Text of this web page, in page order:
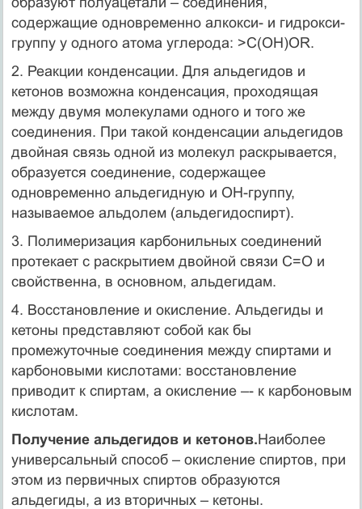
содержащие одновременно алкокси- и гидрокси-
группу у одного атома углерода: >C(OH)OR.
2. Реакции конденсации. Для альдегидов и
кетонов возможна конденсация, проходящая
между двумя молекулами одного и того же
соединения. При такой конденсации альдегидов
двойная связь одной из молекул раскрывается,
образуется соединение, содержащее
одновременно альдегидную и ОН-группу,
называемое альдолем (альдегидоспирт).
3. Полимеризация карбонильных соединений
протекает с раскрытием двойной связи С=О и
свойственна, в основном, альдегидам.
4. Восстановление и окисление. Альдегиды и
кетоны представляют собой как бы
промежуточные соединения между спиртами и
карбоновыми кислотами: восстановление
приводит к спиртам, а окисление –- к карбоновым
кислотам.
Получение альдегидов и кетонов.Наиболее
универсальный способ – окисление спиртов, при
этом из первичных спиртов образуются
альдегиды, а из вторичных – кетоны.